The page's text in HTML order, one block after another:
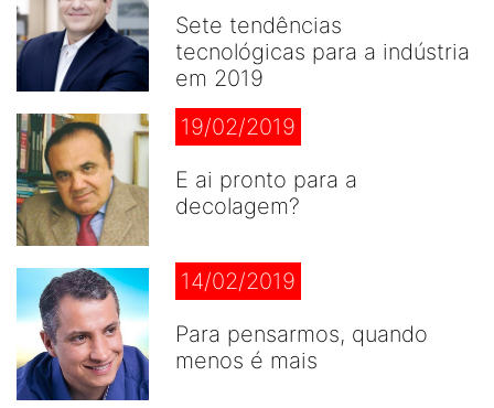
Sete tendências
tecnológicas para a indústria
em 2019
19/02/2019
E ai pronto para a
decolagem?
14/02/2019
Para pensarmos, quando
menos é mais